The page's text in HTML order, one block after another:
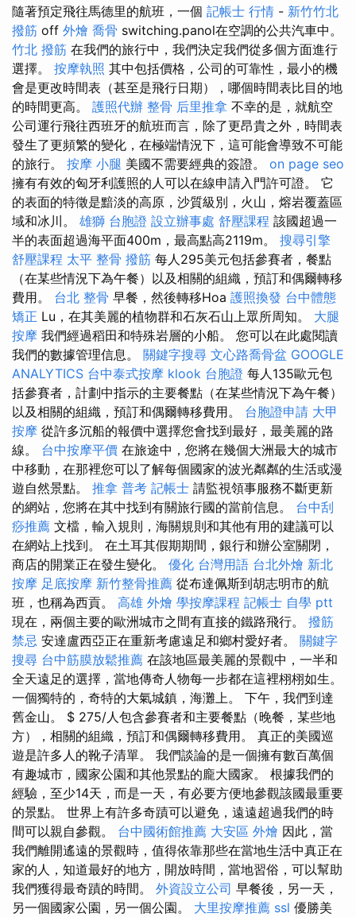
隨著預定飛往馬德里的航班，一個 記帳士 行情 - 新竹竹北
撥筋 off 外燴 喬骨 switching.panol在空調的公共汽車中。
竹北 撥筋 在我們的旅行中，我們決定我們從多個方面進行
選擇。 按摩執照 其中包括價格，公司的可靠性，最小的機
會是更改時間表（甚至是飛行日期），哪個時間表比目的地
的時間更高。 護照代辦 整骨 后里推拿 不幸的是，就航空
公司運行飛往西班牙的航班而言，除了更昂貴之外，時間表
發生了更頻繁的變化，在極端情況下，這可能會導致不可能
的旅行。 按摩 小腿 美國不需要經典的簽證。 on page seo
擁有有效的匈牙利護照的人可以在線申請入門許可證。 它
的表面的特徵是黯淡的高原，沙質級別，火山，熔岩覆蓋區
域和冰川。 雄獅 台胞證 設立辦事處 舒壓課程 該國超過一
半的表面超過海平面400m，最高點高2119m。 搜尋引擎
舒壓課程 太平 整骨 撥筋 每人295美元包括參賽者，餐點
（在某些情況下為午餐）以及相關的組織，預訂和偶爾轉移
費用。 台北 整骨 早餐，然後轉移Hoa 護照換發 台中體態
矯正 Lu，在其美麗的植物群和石灰石山上眾所周知。 大腿
按摩 我們經過稻田和特殊岩層的小船。 您可以在此處閱讀
我們的數據管理信息。 關鍵字搜尋 文心路喬骨盆 GOOGLE
ANALYTICS 台中泰式按摩 klook 台胞證 每人135歐元包
括參賽者，計劃中指示的主要餐點（在某些情況下為午餐）
以及相關的組織，預訂和偶爾轉移費用。 台胞證申請 大甲
按摩 從許多沉船的報價中選擇您會找到最好，最美麗的路
線。 台中按摩平價 在旅途中，您將在幾個大洲最大的城市
中移動，在那裡您可以了解每個國家的波光粼粼的生活或漫
遊自然景點。 推拿 普考 記帳士 請監視領事服務不斷更新
的網站，您將在其中找到有關旅行國的當前信息。 台中刮
痧推薦 文檔，輸入規則，海關規則和其他有用的建議可以
在網站上找到。 在土耳其假期期間，銀行和辦公室關閉，
商店的開業正在發生變化。 優化 台灣用語 台北外燴 新北
按摩 足底按摩 新竹整骨推薦 從布達佩斯到胡志明市的航
班，也稱為西貢。 高雄 外燴 學按摩課程 記帳士 自學 ptt
現在，兩個主要的歐洲城市之間有直接的鐵路飛行。 撥筋
禁忌 安達盧西亞正在重新考慮遠足和鄉村愛好者。 關鍵字
搜尋 台中筋膜放鬆推薦 在該地區最美麗的景觀中，一半和
全天遠足的選擇，當地傳奇人物每一步都在這裡栩栩如生。
一個獨特的，奇特的大氣城鎮，海灘上。 下午，我們到達
舊金山。 $ 275/人包含參賽者和主要餐點（晚餐，某些地
方），相關的組織，預訂和偶爾轉移費用。 真正的美國巡
遊是許多人的靴子清單。 我們談論的是一個擁有數百萬個
有趣城市，國家公園和其他景點的龐大國家。 根據我們的
經驗，至少14天，而是一天，有必要方便地參觀該國最重要
的景點。 世界上有許多奇蹟可以避免，遠遠超過我們的時
間可以親自參觀。 台中國術館推薦 大安區 外燴 因此，當
我們離開遙遠的景觀時，值得依靠那些在當地生活中真正在
家的人，知道最好的地方，開放時間，當地習俗，可以幫助
我們獲得最奇蹟的時間。 外資設立公司 早餐後，另一天，
另一個國家公園，另一個公園。 大里按摩推薦 ssl 優勝美